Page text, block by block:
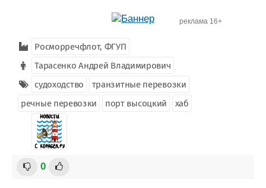
реклама 16+
Росморречфлот, ФГУП
Тарасенко Андрей Владимирович
судоходство
транзитные перевозки
речные перевозки
порт высоцкий хаб
0